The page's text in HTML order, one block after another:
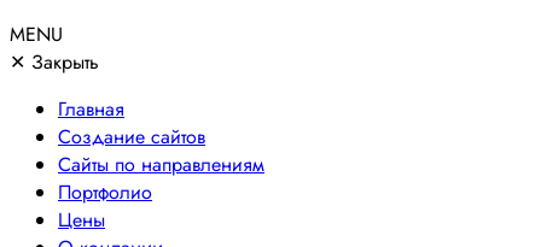
MENU
✕ Закрыть
Главная
Создание сайтов
Сайты по направлениям
Портфолио
Цены